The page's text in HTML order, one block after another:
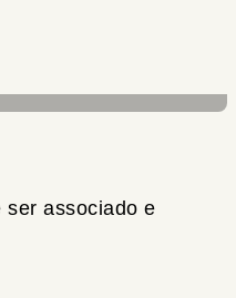
ser associado e